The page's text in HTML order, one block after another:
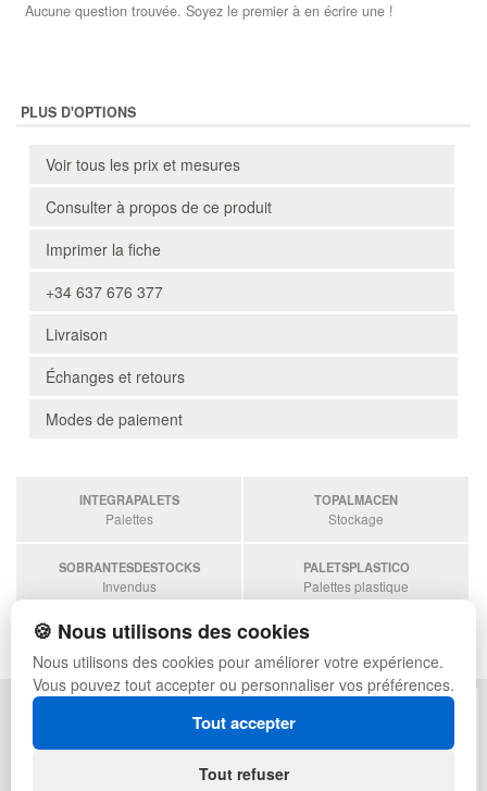
Aucune question trouvée. Soyez le premier à en écrire une !
PLUS D'OPTIONS
Voir tous les prix et mesures
Consulter à propos de ce produit
Imprimer la fiche
+34 637 676 377
Livraison
Échanges et retours
Modes de paiement
INTEGRAPALETS
Palettes
TOPALMACEN
Stockage
SOBRANTESDESTOCKS
Invendus
PALETSPLASTICO
Palettes plastique
ESTANTERIASKIT
Estanterias
POLITIQUE DE CONFIDENTIALITÉ
PLAN DU SITE
🍪 Nous utilisons des cookies
Nous utilisons des cookies pour améliorer votre expérience.
Vous pouvez tout accepter ou personnaliser vos préférences.
Tout accepter
Tout refuser